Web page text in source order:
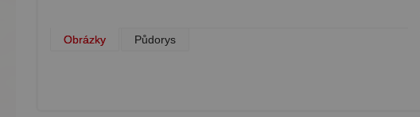
Obrázky Půdorys